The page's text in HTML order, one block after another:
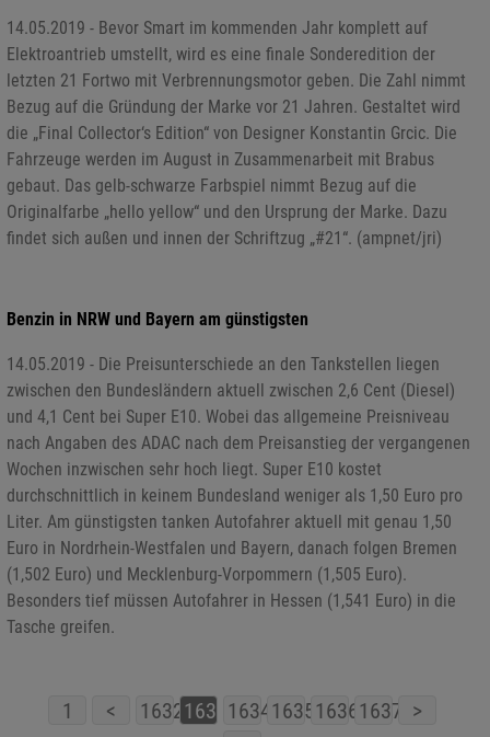
14.05.2019 - Bevor Smart im kommenden Jahr komplett auf
Elektroantrieb umstellt, wird es eine finale Sonderedition der
letzten 21 Fortwo mit Verbrennungsmotor geben. Die Zahl nimmt
Bezug auf die Gründung der Marke vor 21 Jahren. Gestaltet wird
die „Final Collector‘s Edition“ von Designer Konstantin Grcic. Die
Fahrzeuge werden im August in Zusammenarbeit mit Brabus
gebaut. Das gelb-schwarze Farbspiel nimmt Bezug auf die
Originalfarbe „hello yellow“ und den Ursprung der Marke. Dazu
findet sich außen und innen der Schriftzug „#21“. (ampnet/jri)
Benzin in NRW und Bayern am günstigsten
14.05.2019 - Die Preisunterschiede an den Tankstellen liegen
zwischen den Bundesländern aktuell zwischen 2,6 Cent (Diesel)
und 4,1 Cent bei Super E10. Wobei das allgemeine Preisniveau
nach Angaben des ADAC nach dem Preisanstieg der vergangenen
Wochen inzwischen sehr hoch liegt. Super E10 kostet
durchschnittlich in keinem Bundesland weniger als 1,50 Euro pro
Liter. Am günstigsten tanken Autofahrer aktuell mit genau 1,50
Euro in Nordrhein-Westfalen und Bayern, danach folgen Bremen
(1,502 Euro) und Mecklenburg-Vorpommern (1,505 Euro).
Besonders tief müssen Autofahrer in Hessen (1,541 Euro) in die
Tasche greifen.
1 < 1632 1633 1634 1635 1636 1637 >